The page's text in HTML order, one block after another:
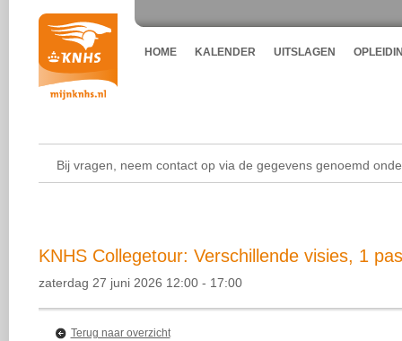
HOME KALENDER UITSLAGEN
Bij vragen, neem contact op via de gegevens genoemd
KNHS Collegetour: Verschillende visies, 1
zaterdag 27 juni 2026 12:00 - 17:00
Terug naar overzicht